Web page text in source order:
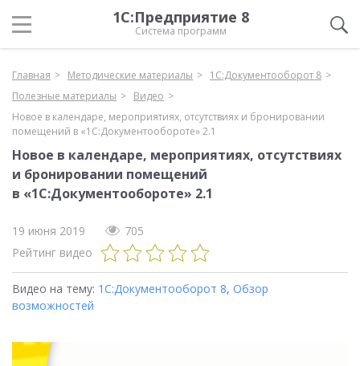
1С:Предприятие 8
Система программ
Главная Методические материалы
1С:Документооборот 8
Полезные материалы
Видео
Новое в календаре, мероприятиях, отсутствиях и бронировании
помещений в «1С:Документообороте» 2.1
Новое в календаре, мероприятиях, отсутствиях
и бронировании помещений
в «1С:Документообороте» 2.1
19 июня 2019
705
Рейтинг видео
Видео на тему: 1С:Документооборот 8, Обзор
возможностей